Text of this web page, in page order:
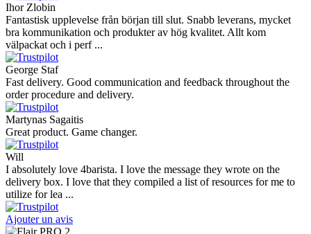
Ihor Zlobin
Fantastisk upplevelse från början till slut. Snabb leverans, mycket
bra kommunikation och produkter av hög kvalitet. Allt kom
välpackat och i perf ...
George Staf
Fast delivery. Good communication and feedback throughout the
order procedure and delivery.
Martynas Sagaitis
Great product. Game changer.
Will
I absolutely love 4barista. I love the message they wrote on the
delivery box. I love that they compiled a list of resources for me to
utilize for lea ...
Ajouter un avis